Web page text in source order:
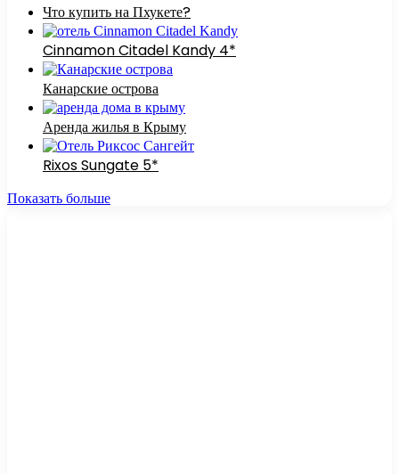
Что купить на Пхукете?
Cinnamon Citadel Kandy 4*
Канарские острова
Аренда жилья в Крыму
Rixos Sungate 5*
Показать больше